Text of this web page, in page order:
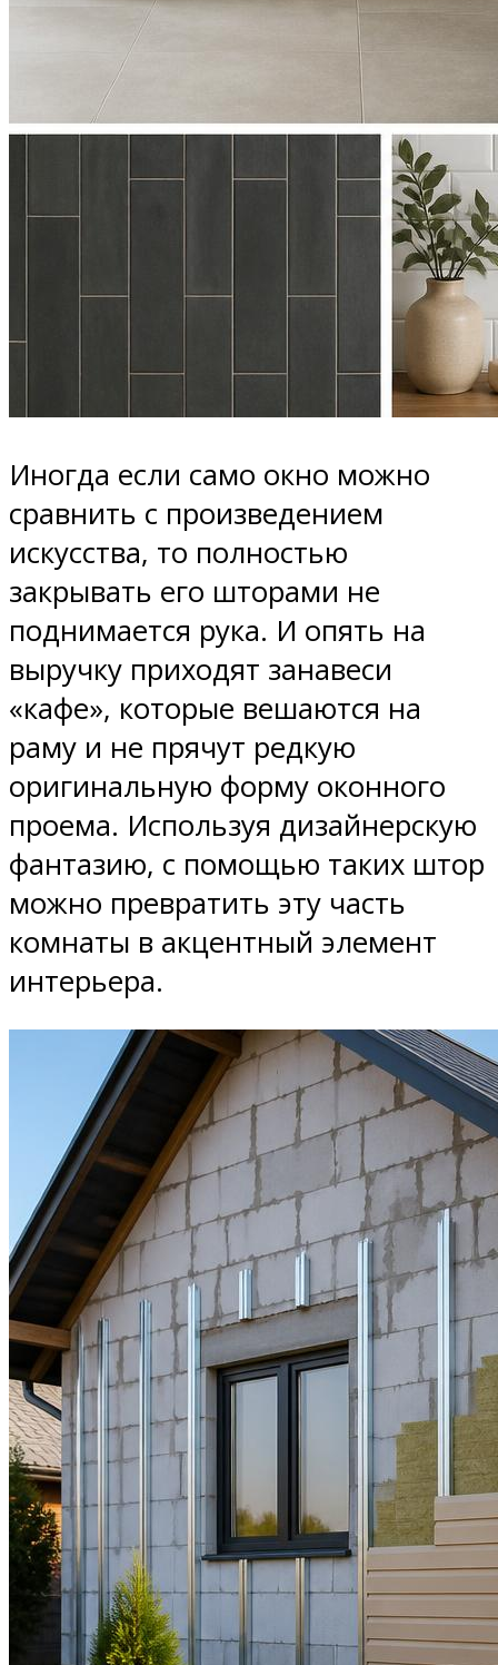
Иногда если само окно можно
сравнить с произведением
искусства, то полностью
закрывать его шторами не
поднимается рука. И опять на
выручку приходят занавеси
«кафе», которые вешаются на
раму и не прячут редкую
оригинальную форму оконного
проема. Используя дизайнерскую
фантазию, с помощью таких штор
можно превратить эту часть
комнаты в акцентный элемент
интерьера.